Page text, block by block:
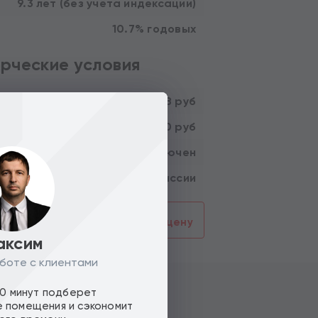
9.3 лет (без учета индексации)
10.7% годовых
условия
311 428 руб
21 800 000 руб
НДС включен
Без комиссии
Предложить цену
с клиентами
минут подберет
и сэкономит